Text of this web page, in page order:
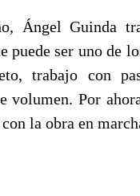
Ángel Guinda
puede ser uno de
trabajo con
volumen. Por
la obra en